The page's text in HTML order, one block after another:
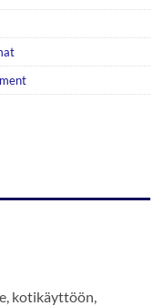
kotikäyttöön,